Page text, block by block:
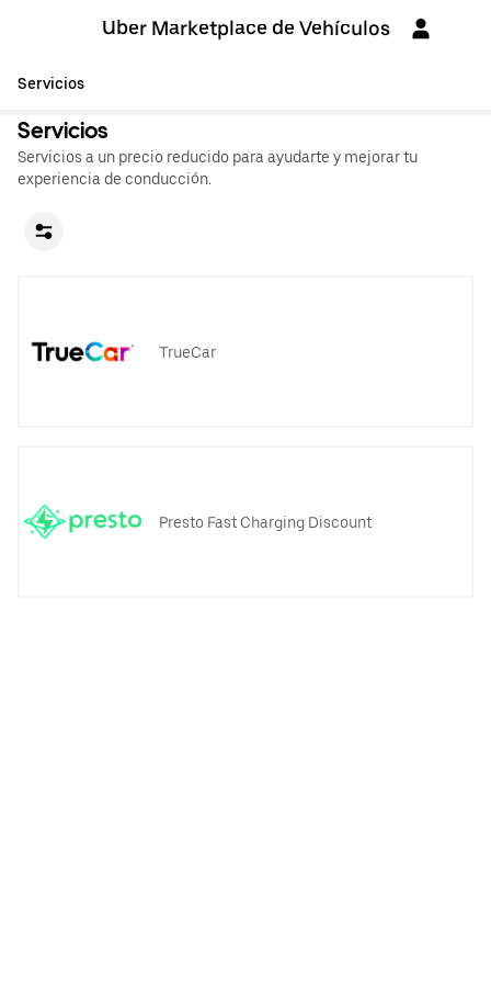
Uber Marketplace de Vehículos
Servicios
Servicios
Servicios a un precio reducido para ayudarte y mejorar tu
experiencia de conducción.
TrueCar
Presto Fast Charging Discount